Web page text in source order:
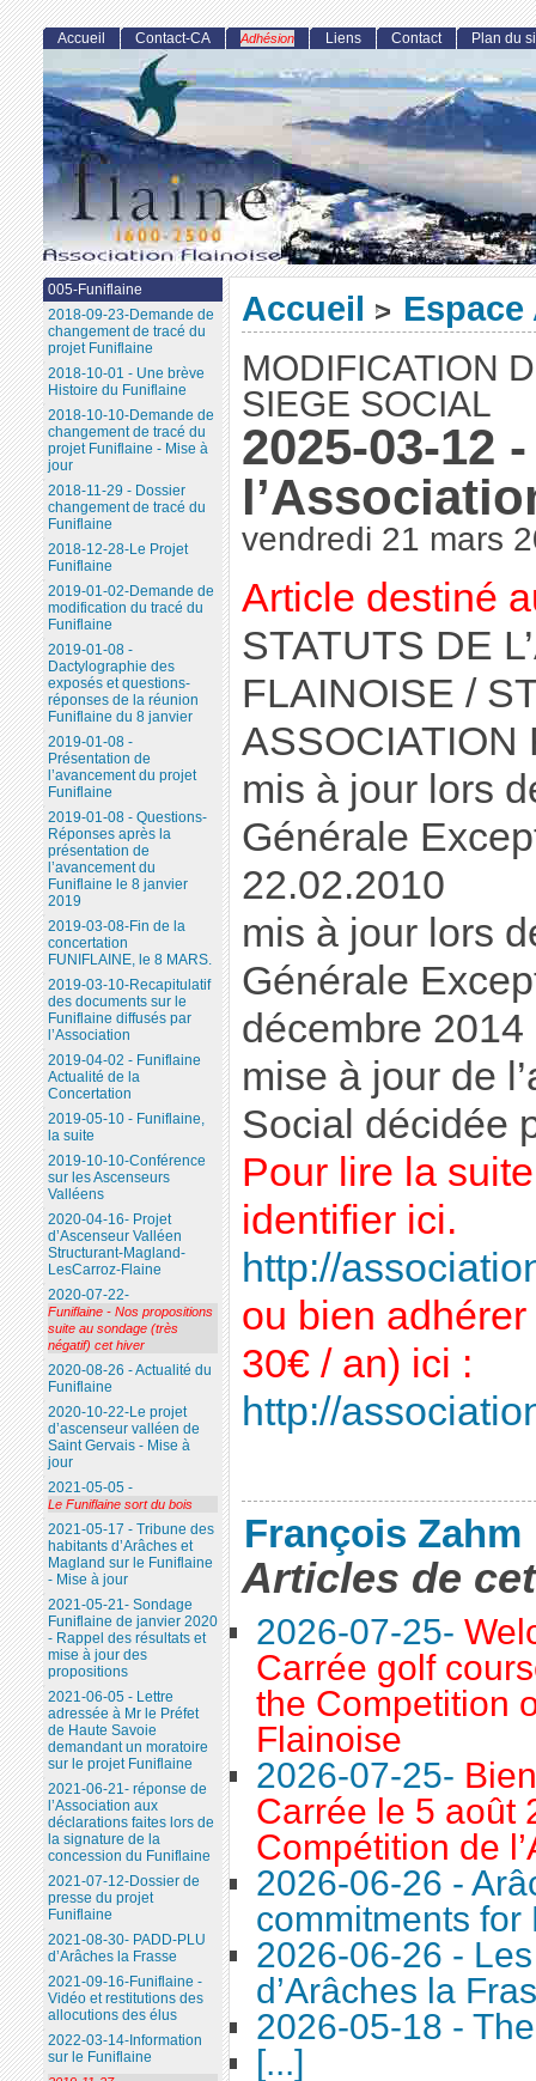
Accueil >
MODIFICATION
SIEGE SOCIAL
2025-03-12
vendredi 21 mars
Article destiné
STATUTS DE
FLAINOISE /
ASSOCIATION
mis à jour lors
Générale
22.02.2010
mis à jour lors
Générale
décembre 2014
mise à jour de
Social décidée
Pour lire la
identifier ici.
http://
ou bien adhérer
30€ / an) ici :
http://
François Zahm
Articles de
2026-07-25-
Carrée golf
the Competition
Flainoise
2026-07-25-
Carrée le 5 août
Compétition de
2026-06-26 -
commitments for
2026-06-26 -
d’Arâches la
2026-05-18 -
[...]
Accueil Contact-CA Adhésion Liens Contact Plan du
005-Funiflaine
2018-09-23-Demande de
changement de tracé du
projet Funiflaine
2018-10-01 - Une brève
Histoire du Funiflaine
2018-10-10-Demande de
changement de tracé du
projet Funiflaine - Mise à
jour
2018-11-29 - Dossier
changement de tracé du
Funiflaine
2018-12-28-Le Projet
Funiflaine
2019-01-02-Demande de
modification du tracé du
Funiflaine
2019-01-08 -
Dactylographie des
exposés et questions-
réponses de la réunion
Funiflaine du 8 janvier
2019-01-08 -
Présentation de
l’avancement du projet
Funiflaine
2019-01-08 - Questions-
Réponses après la
présentation de
l’avancement du
Funiflaine le 8 janvier
2019
2019-03-08-Fin de la
concertation
FUNIFLAINE, le 8 MARS.
2019-03-10-Recapitulatif
des documents sur le
Funiflaine diffusés par
l’Association
2019-04-02 - Funiflaine
Actualité de la
Concertation
2019-05-10 - Funiflaine,
la suite
2019-10-10-Conférence
sur les Ascenseurs
Valléens
2020-04-16- Projet
d’Ascenseur Valléen
Structurant-Magland-
LesCarroz-Flaine
2020-07-22-
Funiflaine - Nos propositions
suite au sondage (très
négatif) cet hiver
2020-08-26 - Actualité du
Funiflaine
2020-10-22-Le projet
d’ascenseur valléen de
Saint Gervais - Mise à
jour
2021-05-05 -
Le Funiflaine sort du bois
2021-05-17 - Tribune des
habitants d’Arâches et
Magland sur le Funiflaine
- Mise à jour
2021-05-21- Sondage
Funiflaine de janvier 2020
- Rappel des résultats et
mise à jour des
propositions
2021-06-05 - Lettre
adressée à Mr le Préfet
de Haute Savoie
demandant un moratoire
sur le projet Funiflaine
2021-06-21- réponse de
l’Association aux
déclarations faites lors de
la signature de la
concession du Funiflaine
2021-07-12-Dossier de
presse du projet
Funiflaine
2021-08-30- PADD-PLU
d’Arâches la Frasse
2021-09-16-Funiflaine -
Vidéo et restitutions des
allocutions des élus
2022-03-14-Information
sur le Funiflaine